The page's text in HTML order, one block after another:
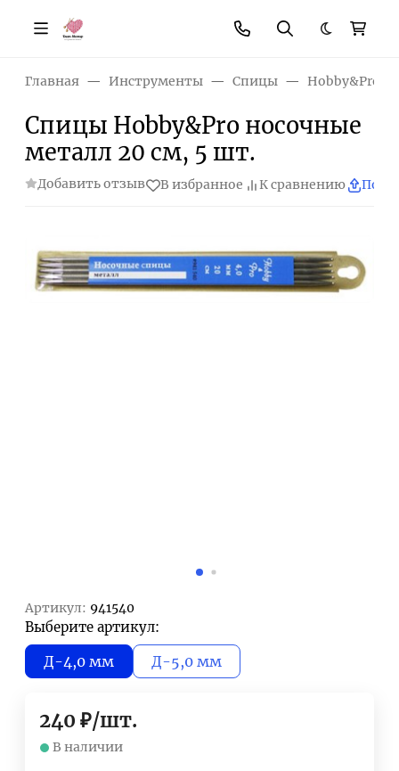
Темная
Главная Инструменты Спицы Hobby&Pro
Спицы Hobby&Pro носочные
металл 20 см, 5 шт.
Добавить отзыв В избранное К сравнению
Артикул: 941540
Выберите артикул:
Д-4,0 мм Д-5,0 мм
240 ₽/шт.
В наличии